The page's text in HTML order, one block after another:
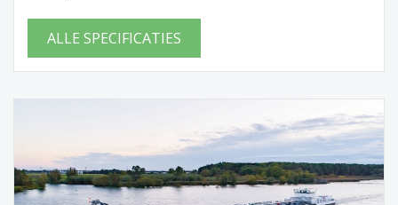
ALLE SPECIFICATIES